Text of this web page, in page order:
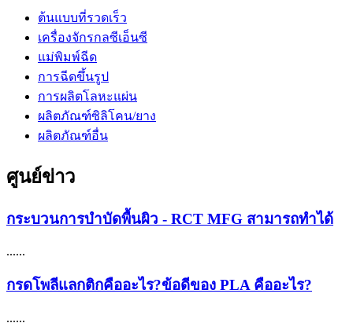
ต้นแบบที่รวดเร็ว
เครื่องจักรกลซีเอ็นซี
แม่พิมพ์ฉีด
การฉีดขึ้นรูป
การผลิตโลหะแผ่น
ผลิตภัณฑ์ซิลิโคน/ยาง
ผลิตภัณฑ์อื่น
ศูนย์ข่าว
กระบวนการบำบัดพื้นผิว - RCT MFG สามารถทำได้
......
กรดโพลีแลกติกคืออะไร?ข้อดีของ PLA คืออะไร?
......